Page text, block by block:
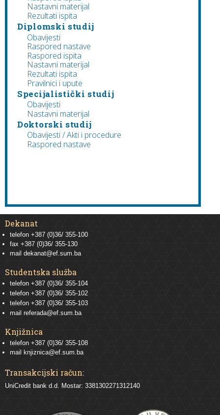
Nastavni materijal
Rezultati ispita
Diplomski studij
Obavijesti
Raspored nastave
Raspored ispita
Nastavni materijal
Rezultati ispita
Pravilnici i upute
Specijalistički studij
Obavijesti
Nastavni materijal
Doktorski studij
Obavijesti / Akti i procedure
Raspored nastave
Dekanat
telefon +387 (0)36/ 355-100
fax +387 (0)36/ 355-130
mail dekanat@ef.sum.ba
Studentska služba
telefon +387 (0)36/ 355-104
telefon +387 (0)36/ 355-102
telefon +387 (0)36/ 355-103
mail referada@ef.sum.ba
Knjižnica
telefon +387 (0)36/ 355-108
mail
knjiznica@ef.sum.ba
Transakcijski račun:
UniCredit bank d.d. Mostar: 3381302271312140